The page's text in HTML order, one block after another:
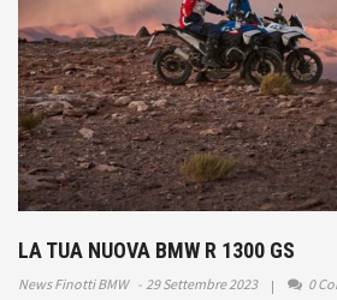
LA TUA NUOVA BMW R 1300 GS
News Finotti BMW 29 Settembre 2023 0